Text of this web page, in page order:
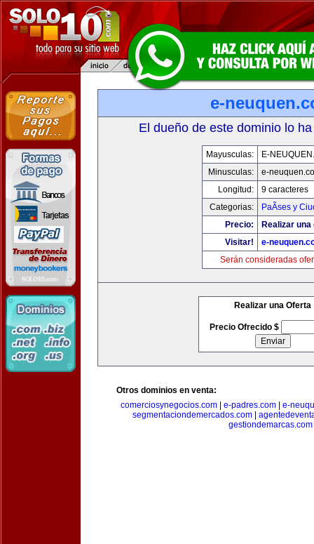
e-
El dueño de este dominio lo
Mayusculas:
E-
Minusculas:
e-
Longitud:
9 caracteres
Categorias:
PaÃ­ses y
Precio:
Realizar
Visitar!
e-
Serán consideradas
Realizar una Oferta
Precio Ofrecido $
Otros dominios en venta:
comerciosynegocios.com| e-padres.com| e-
segmentaciondemercados.com
gestiondemarcas.com